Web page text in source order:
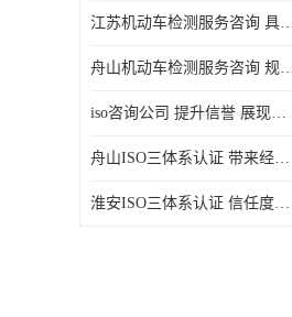
江苏机动车检测服务咨询 具有社会效益
舟山机动车检测服务咨询 规范管理技
iso咨询公司 提升信誉 展现企业文化
舟山ISO三体系认证 带来经济效益 带来可以信赖的良好印象
淮安ISO三体系认证 信任度增加 具备市场竞争能力